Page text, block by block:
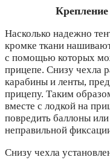
Крепление
Насколько надежно
кромке ткани
с помощью которых
прицепе. Снизу чехла
карабины и ленты,
прицепу. Таким
вместе с лодкой на
повредить баллоны
неправильной
Снизу чехла